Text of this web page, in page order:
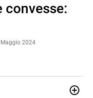
convesse:
2024